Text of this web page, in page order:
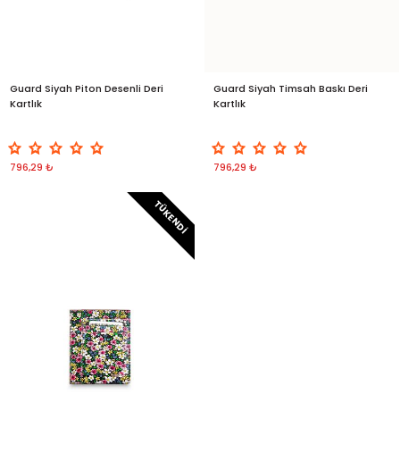
Guard Siyah Piton Desenli Deri
Kartlık
796,29 ₺
Guard Siyah Timsah Baskı Deri
Kartlık
796,29 ₺
TÜKENDI